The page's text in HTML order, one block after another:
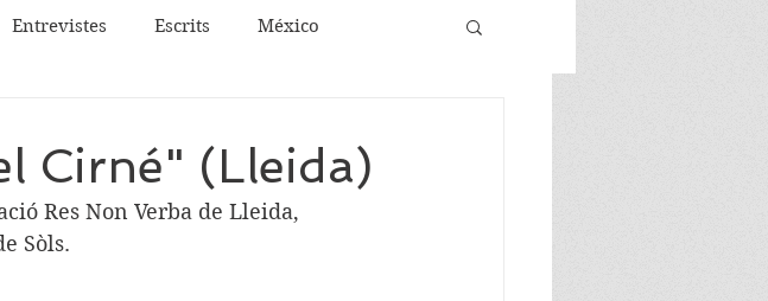
Entrevistes Escrits México
Cirné" (Lleida)
Res Non Verba de Lleida,
Sòls.